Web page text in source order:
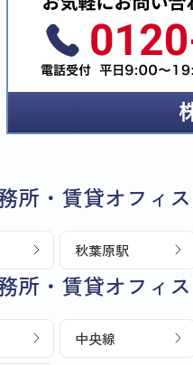
所・賃貸オフィ
秋葉原駅
所・賃貸オフィ
中央線